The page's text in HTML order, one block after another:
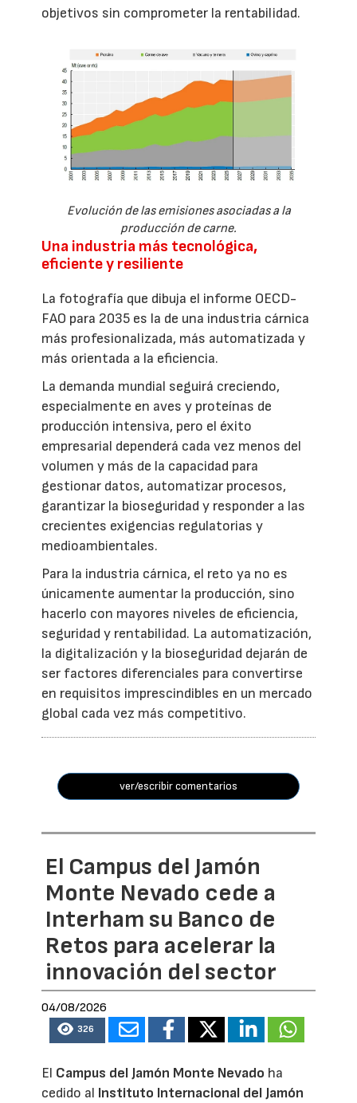
objetivos sin comprometer la rentabilidad.
Evolución de las emisiones asociadas a la
producción de carne.
Una industria más tecnológica,
eficiente y resiliente
La fotografía que dibuja el informe OECD-
FAO para 2035 es la de una industria cárnica
más profesionalizada, más automatizada y
más orientada a la eficiencia.
La demanda mundial seguirá creciendo,
especialmente en aves y proteínas de
producción intensiva, pero el éxito
empresarial dependerá cada vez menos del
volumen y más de la capacidad para
gestionar datos, automatizar procesos,
garantizar la bioseguridad y responder a las
crecientes exigencias regulatorias y
medioambientales.
Para la industria cárnica, el reto ya no es
únicamente aumentar la producción, sino
hacerlo con mayores niveles de eficiencia,
seguridad y rentabilidad. La automatización,
la digitalización y la bioseguridad dejarán de
ser factores diferenciales para convertirse
en requisitos imprescindibles en un mercado
global cada vez más competitivo.
ver/escribir comentarios
El Campus del Jamón
Monte Nevado cede a
Interham su Banco de
Retos para acelerar la
innovación del sector
04/08/2026
326
El Campus del Jamón Monte Nevado ha
cedido al Instituto Internacional del Jamón